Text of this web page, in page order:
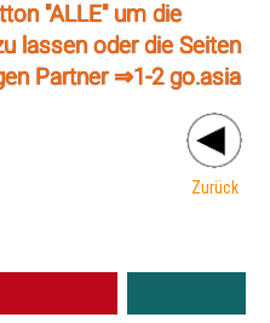
"ALLE" um die
lassen oder die Seiten
Partner ⇒1-2 go.asia
Zurück